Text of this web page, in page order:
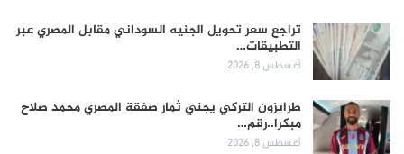
تراجع سعر تحويل الجنيه السوداني مقابل المصري عبر
التطبيقات…
أغسطس 8, 2026
طرابزون التركي يجني ثمار صفقة المصري محمد صلاح
مبكرا..رقم…
أغسطس 8, 2026